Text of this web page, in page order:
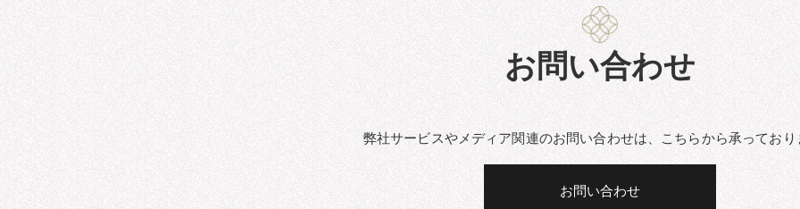
お問い合わせ
弊社サービスやメディア関連のお問い合わせは、こちらから承っており
お問い合わせ